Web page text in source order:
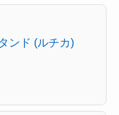
ンド (ルチカ)